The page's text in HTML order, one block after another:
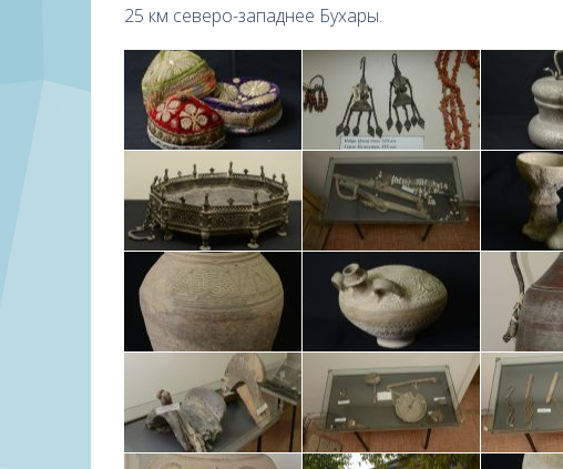
25 км северо-западнее Бухары.